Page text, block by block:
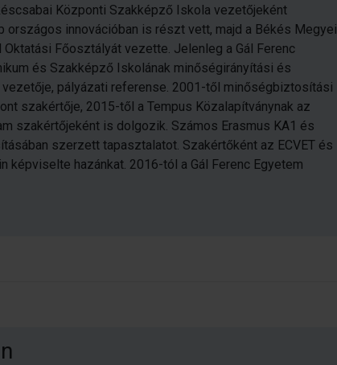
Központi Szakképző Iskola vezetőjeként
országos innovációban is részt vett, majd a Békés Megyei
Oktatási Főosztályát vezette. Jelenleg a Gál Ferenc
és Szakképző Iskolának minőségirányítási és
vezetője, pályázati referense. 2001-től minőségbiztosítási
szakértője, 2015-től a Tempus Közalapítványnak az
szakértőjeként is dolgozik. Számos Erasmus KA1 és
szerzett tapasztalatot. Szakértőként az ECVET és
képviselte hazánkat. 2016-tól a Gál Ferenc Egyetem